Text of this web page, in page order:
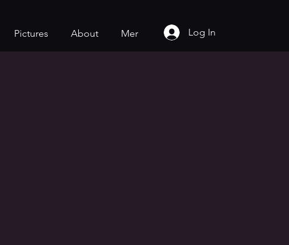
Pictures About Mer Log In